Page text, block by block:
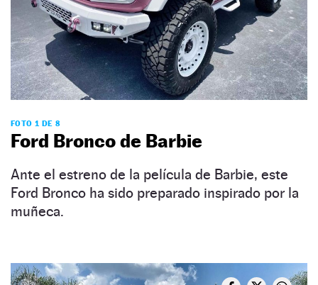
FOTO 1 DE 8
Ford Bronco de Barbie
Ante el estreno de la película de Barbie, este
Ford Bronco ha sido preparado inspirado por la
muñeca.